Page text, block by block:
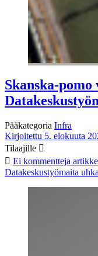
Skanska-
Pääkategoria Infra
Kirjoitettu 5. elokuuta
Tilaajille
Ei kommentteja
Datakeskustyömaita